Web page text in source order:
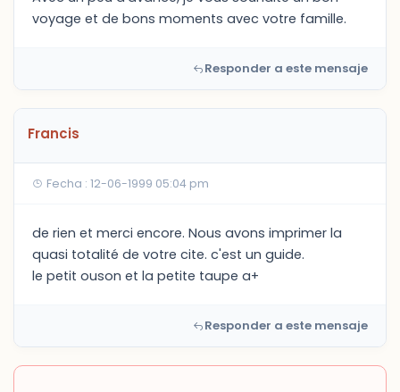
voyage et de bons moments avec votre famille.
Responder a este mensaje
Francis
Fecha : 12-06-1999 05:04 pm
de rien et merci encore. Nous avons imprimer la
quasi totalité de votre cite. c'est un guide.
le petit ouson et la petite taupe a+
Responder a este mensaje